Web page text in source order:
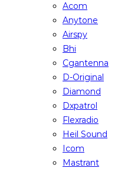
Acom
Anytone
Airspy
Bhi
Cgantenna
D-Original
Diamond
Dxpatrol
Flexradio
Heil Sound
Icom
Mastrant